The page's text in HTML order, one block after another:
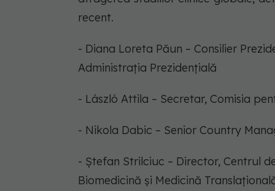
recent.
- Diana Loreta Păun – Consilier
Administrația Prezidențială
- László Attila – Secretar, Comisia
- Nikola Dabic – Senior Country
- Ștefan Strilciuc – Director, Centrul
Biomedicină și Medicină